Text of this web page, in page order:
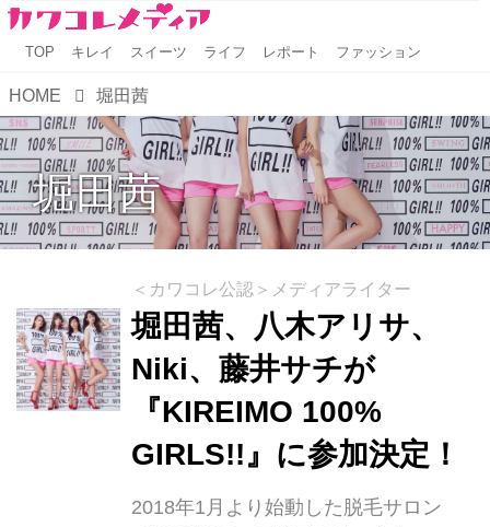
TOP キレイ スイーツ ライフ レポート ファッション
HOME 堀田茜
堀田茜
＜カワコレ公認＞メディアライター
堀田茜、八木アリサ、
Niki、藤井サチが
『KIREIMO 100%
GIRLS!!』に参加決定！
2018年1月より始動した脱毛サロン